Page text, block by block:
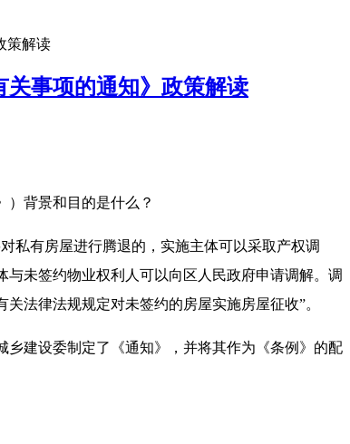
策解读
关事项的通知》政策解读
背景和目的是什么？
私有房屋进行腾退的，实施主体可以采取产权调
未签约物业权利人可以向区人民政府申请调解。调
法律法规规定对未签约的房屋实施房屋征收”。
建设委制定了《通知》，并将其作为《条例》的配